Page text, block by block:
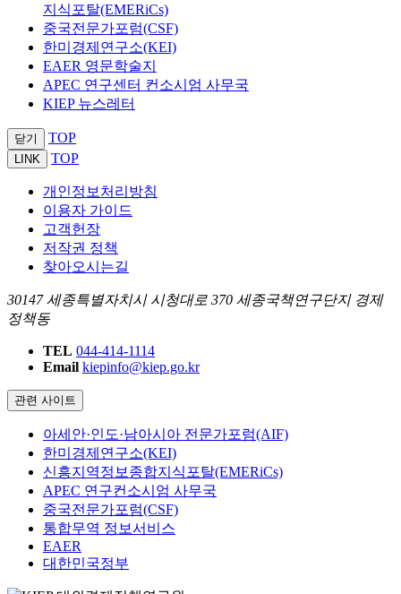
지식포탈(EMERiCs)
중국전문가포럼(CSF)
한미경제연구소(KEI)
EAER 영문학술지
APEC 연구센터 컨소시엄 사무국
KIEP 뉴스레터
닫기 TOP
LINK TOP
개인정보처리방침
이용자 가이드
고객헌장
저작권 정책
찾아오시는길
30147 세종특별자치시 시청대로 370 세종국책연구단지 경제
정책동
TEL 044-414-1114
Email kiepinfo@kiep.go.kr
관련 사이트
아세안·인도·남아시아 전문가포럼(AIF)
한미경제연구소(KEI)
신흥지역정보종합지식포탈(EMERiCs)
APEC 연구컨소시엄 사무국
중국전문가포럼(CSF)
통합무역 정보서비스
EAER
대한민국정부